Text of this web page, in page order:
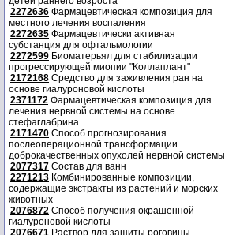
2272636 Фармацевтическая композиция для
местного лечения воспаления
2272635 Фармацевтически активная
субстанция для офтальмологии
2272599 Биоматерьял для стабилизации
прогрессирующей миопии "Коллаплант"
2172168 Средство для заживления ран на
основе гиалуроновой кислоты
2371172 Фармацевтическая композиция для
лечения нервной системы на основе
стефаглабрина
2171470 Способ прогнозирования
послеоперационной трансформации
доброкачественных опухолей нервной системы
2077317 Состав для ванн
2271213 Комбинированные композиции,
содержащие экстракты из растений и морских
животных
2076872 Способ получения окрашенной
гиалуроновой кислоты
2076671 Раствор для защиты роговицы